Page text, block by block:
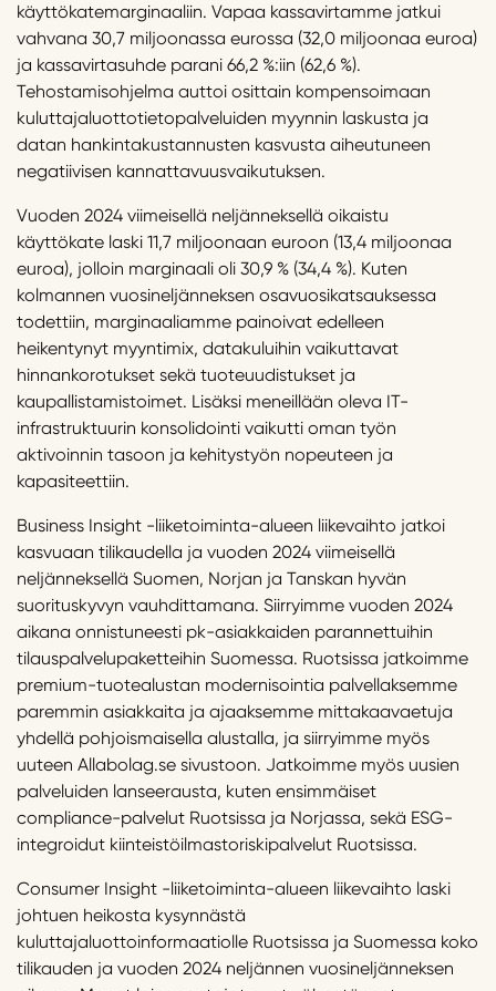
käyttökatemarginaaliin. Vapaa kassavirtamme jatkui
vahvana 30,7 miljoonassa eurossa (32,0 miljoonaa euroa)
ja kassavirtasuhde parani 66,2 %:iin (62,6 %).
Tehostamisohjelma auttoi osittain kompensoimaan
kuluttajaluottotietopalveluiden myynnin laskusta ja
datan hankintakustannusten kasvusta aiheutuneen
negatiivisen kannattavuusvaikutuksen.
Vuoden 2024 viimeisellä neljänneksellä oikaistu
käyttökate laski 11,7 miljoonaan euroon (13,4 miljoonaa
euroa), jolloin marginaali oli 30,9 % (34,4 %). Kuten
kolmannen vuosineljänneksen osavuosikatsauksessa
todettiin, marginaaliamme painoivat edelleen
heikentynyt myyntimix, datakuluihin vaikuttavat
hinnankorotukset sekä tuoteuudistukset ja
kaupallistamistoimet. Lisäksi meneillään oleva IT-
infrastruktuurin konsolidointi vaikutti oman työn
aktivoinnin tasoon ja kehitystyön nopeuteen ja
kapasiteettiin.
Business Insight -liiketoiminta-alueen liikevaihto jatkoi
kasvuaan tilikaudella ja vuoden 2024 viimeisellä
neljänneksellä Suomen, Norjan ja Tanskan hyvän
suorituskyvyn vauhdittamana. Siirryimme vuoden 2024
aikana onnistuneesti pk-asiakkaiden parannettuihin
tilauspalvelupaketteihin Suomessa. Ruotsissa jatkoimme
premium-tuotealustan modernisointia palvellaksemme
paremmin asiakkaita ja ajaaksemme mittakaavaetuja
yhdellä pohjoismaisella alustalla, ja siirryimme myös
uuteen Allabolag.se sivustoon. Jatkoimme myös uusien
palveluiden lanseerausta, kuten ensimmäiset
compliance-palvelut Ruotsissa ja Norjassa, sekä ESG-
integroidut kiinteistöilmastoriskipalvelut Ruotsissa.
Consumer Insight -liiketoiminta-alueen liikevaihto laski
johtuen heikosta kysynnästä
kuluttajaluottoinformaatiolle Ruotsissa ja Suomessa koko
tilikauden ja vuoden 2024 neljännen vuosineljänneksen